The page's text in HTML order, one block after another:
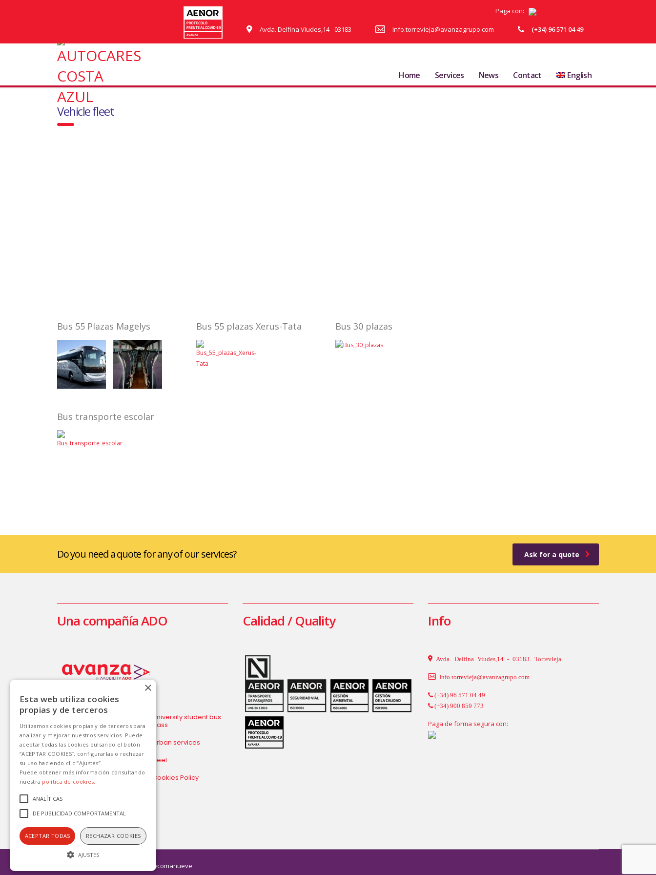
Avda. Delfina Viudes,14 - 03183 Info.torrevieja@avanzagrupo.com
Paga con:
(+34) 96 571 04 49
Home Services News Contact English
Vehicle fleet
Bus 55 Plazas Magelys Bus 55 plazas Xerus-Tata Bus 30 plazas
Bus transporte escolar
Do you need a quote for any of our services? Ask for a quote
Una compañía ADO
Alicante/Elche airport
University student bus
pass
Intercity services
Urban services
Other services
Fleet
Legal notice and
Privacy policy
Cookies Policy
Environment and Road
Safety Policy
Calidad / Quality Info
Avda. Delfina Viudes,14 - 03183. Torrevieja
Info.torrevieja@avanzagrupo.com
(+34) 96 571 04 49
(+34) 900 859 773
Paga de forma segura con:
Nuevecomanueve
Esta web utiliza cookies
propias y de terceros
Utilizamos cookies propias y de terceros para
analizar y mejorar nuestros servicios. Puede
aceptar todas las cookies pulsando el botón
“ACEPTAR COOKIES”, configurarlas o rechazar
su uso haciendo clic “Ajustes”.
Puede obtener más información consultando
nuestra política de cookies.
ANALÍTICAS
DE PUBLICIDAD COMPORTAMENTAL
ACEPTAR TODAS RECHAZAR COOKIES
AJUSTES
×